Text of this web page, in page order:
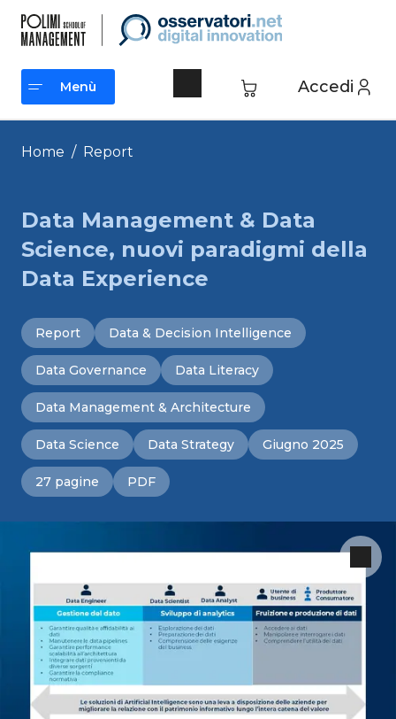
contenuto
Accedi
Menù
Menù
Home / Report
Data Management & Data
Science, nuovi paradigmi della
Data Experience
Report Data & Decision Intelligence
Data Governance Data Literacy
Data Management & Architecture
Data Science Data Strategy Giugno 2025
27 pagine PDF